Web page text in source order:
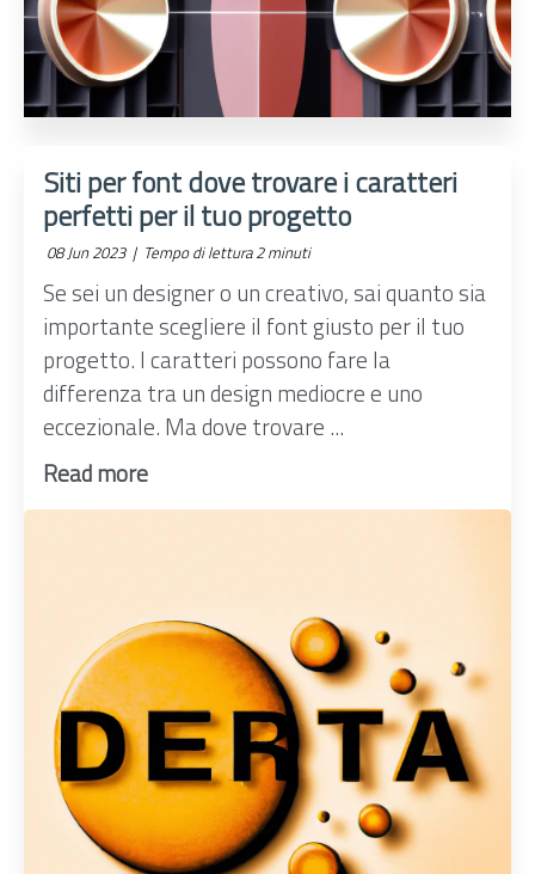
Siti per font dove trovare i caratteri
perfetti per il tuo progetto
08 Jun 2023 | Tempo di lettura 2 minuti
Se sei un designer o un creativo, sai quanto sia
importante scegliere il font giusto per il tuo
progetto. I caratteri possono fare la
differenza tra un design mediocre e uno
eccezionale. Ma dove trovare ...
Read more